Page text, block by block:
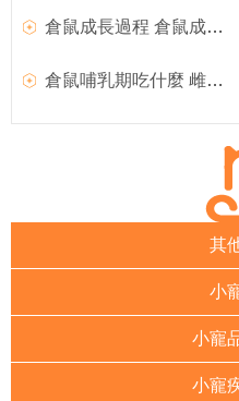
倉鼠成長過程 倉鼠成長過程需要注意的事項
倉鼠哺乳期吃什麼 雌倉鼠哺乳期要注意什麼
其
小
小寵
小寵